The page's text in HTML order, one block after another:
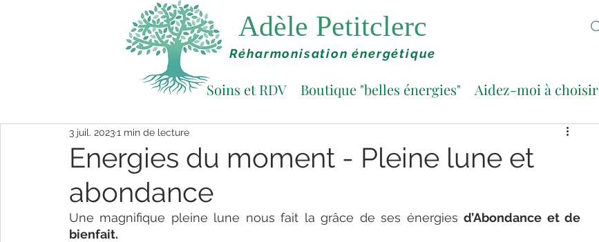
Adèle Petitclerc
Réharmonisation énergétique
Soins et RDV Boutique "belles énergies" Aidez-moi à choisir
Energies du moment - Pleine lune et
abondance
3 juil. 20231 min de lecture
Une magnifique pleine lune nous fait la grâce de ses énergies d’Abondance et de
bienfait.